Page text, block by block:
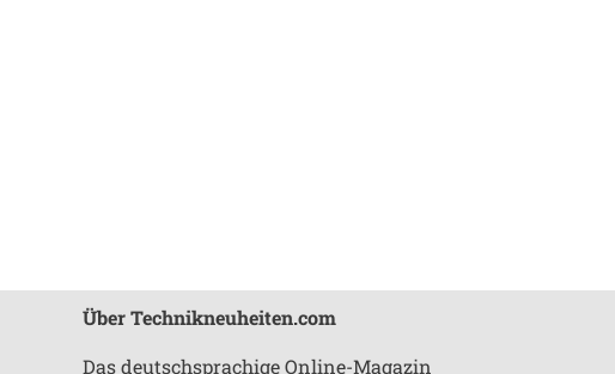
Über Technikneuheiten.com
Das deutschsprachige Online-Magazin